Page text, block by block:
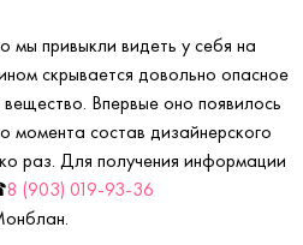
мы привыкли видеть у себя на
скрывается довольно опасное
Впервые оно появилось
момента состав дизайнерского
раз. Для получения информации
8 (903) 019-93-36